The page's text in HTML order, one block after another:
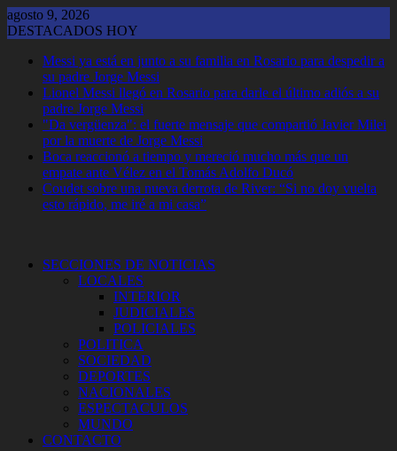
Saltar
al
agosto 9, 2026
DESTACADOS HOY
Messi ya está en junto a su familia en Rosario para despedir a
su padre Jorge Messi
Lionel Messi llegó en Rosario para darle el último adiós a su
padre Jorge Messi
"Da vergüenza": el fuerte mensaje que compartió Javier Milei
por la muerte de Jorge Messi
Boca reaccionó a tiempo y mereció mucho más que un
empate ante Vélez en el Tomás Adolfo Ducó
Coudet sobre una nueva derrota de River: “Si no doy vuelta
esto rápido, me iré a mi casa”
SECCIONES DE NOTICIAS
LOCALES
INTERIOR
JUDICIALES
POLICIALES
POLITICA
SOCIEDAD
DEPORTES
NACIONALES
ESPECTACULOS
MUNDO
CONTACTO